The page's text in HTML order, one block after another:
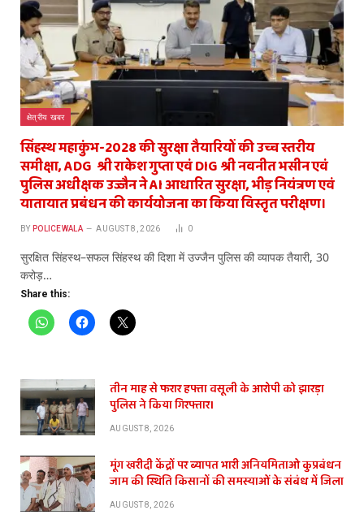
क्षेत्रीय खबर
सिंहस्थ महाकुंभ-2028 की सुरक्षा तैयारियों की उच्च स्तरीय
समीक्षा, ADG श्री राकेश गुप्ता एवं DIG श्री नवनीत भसीन एवं
पुलिस अधीक्षक उज्जैन ने AI आधारित सुरक्षा, भीड़ नियंत्रण एवं
यातायात प्रबंधन की कार्ययोजना का किया विस्तृत परीक्षण।
BY POLICEWALA AUGUST 8, 2026 0
सुरक्षित सिंहस्थ–सफल सिंहस्थ की दिशा में उज्जैन पुलिस की व्यापक तैयारी, 30
करोड़…
Share this:
तीन माह से फरार हफ्ता वसूली के आरोपी को झारड़ा
पुलिस ने किया गिरफ्तार।
AUGUST 8, 2026
मूंग खरीदी केंद्रों पर ब्यापत भारी अनियमिताओ कुप्रबंधन
जाम की स्थिति किसानों की समस्याओं के संबंध में जिला
AUGUST 8, 2026